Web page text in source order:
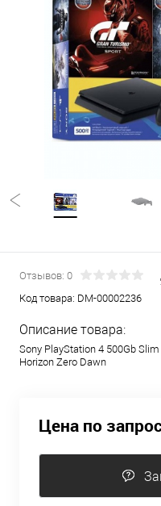
Отзывов: 0
Код товара: DM-00002236
Описание товара:
Sony PlayStation 4 500Gb
Horizon Zero Dawn
Цена по